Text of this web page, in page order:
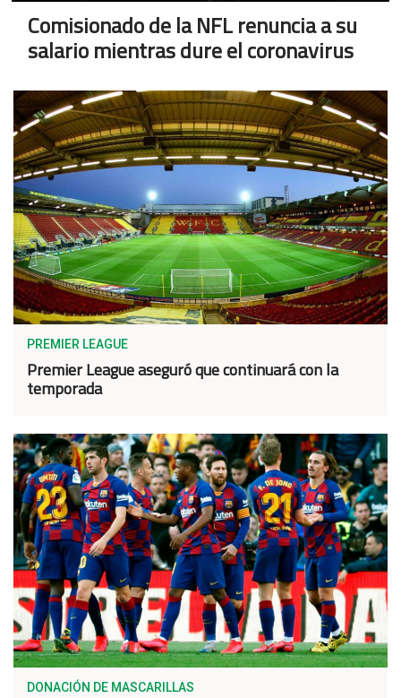
Comisionado de la NFL renuncia a su
salario mientras dure el coronavirus
PREMIER LEAGUE
Premier League aseguró que continuará con la
temporada
DONACIÓN DE MASCARILLAS